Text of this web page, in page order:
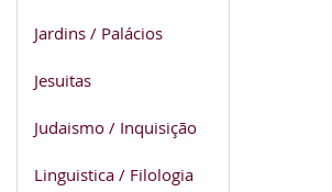
Jardins / Palácios
Jesuitas
Judaismo / Inquisição
Linguistica / Filologia